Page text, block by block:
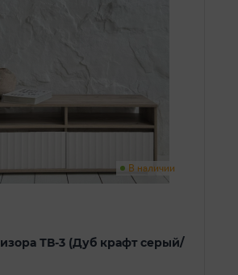
В наличии
ТВ-3 (Дуб крафт серый/